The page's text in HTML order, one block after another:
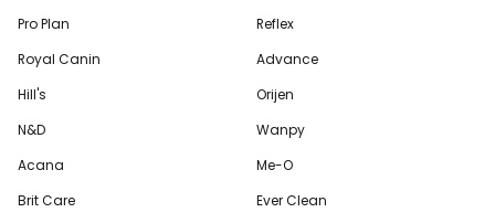
Pro Plan
Royal Canin
Hill's
N&D
Acana
Brit Care
Reflex
Advance
Orijen
Wanpy
Me-O
Ever Clean